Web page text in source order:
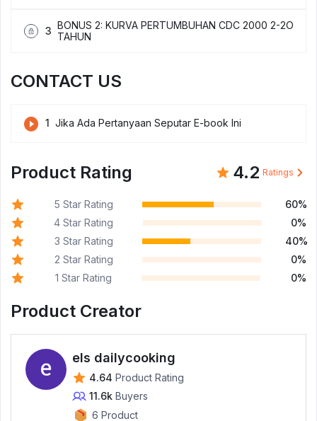
3 BONUS 2: KURVA PERTUMBUHAN CDC 2000 2-2O
TAHUN
CONTACT US
1 Jika Ada Pertanyaan Seputar E-book Ini
Product Rating 4.2 Ratings
5 Star Rating
60%
4 Star Rating
0%
3 Star Rating
40%
2 Star Rating
0%
1 Star Rating
0%
Product Creator
els dailycooking
4.64 Product Rating
11.6k Buyers
6 Product